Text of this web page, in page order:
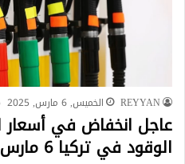
REYYAN الخميس, 6 مارس, 2025
عاجل انخفاض في أسعار
الوقود في تركيا 6 مارس 2025